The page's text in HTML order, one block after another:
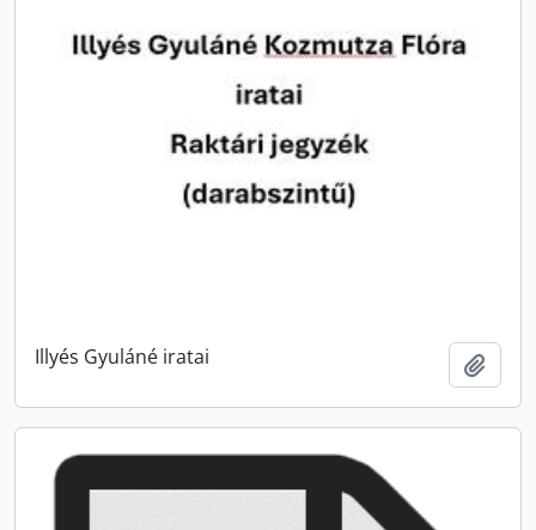
Illyés Gyuláné iratai